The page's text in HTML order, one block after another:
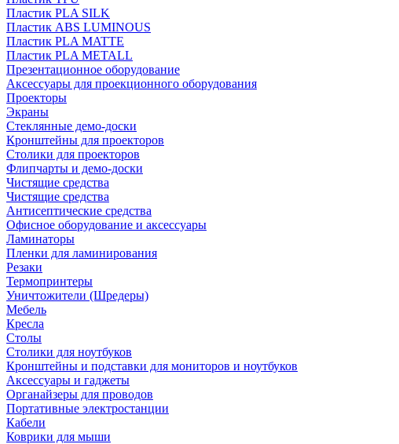
Пластик PLA SILK
Пластик ABS LUMINOUS
Пластик PLA MATTE
Пластик PLA METALL
Презентационное оборудование
Аксессуары для проекционного оборудования
Проекторы
Экраны
Стеклянные демо-доски
Кронштейны для проекторов
Столики для проекторов
Флипчарты и демо-доски
Чистящие средства
Чистящие средства
Антисептические средства
Офисное оборудование и аксессуары
Ламинаторы
Пленки для ламинирования
Резаки
Термопринтеры
Уничтожители (Шредеры)
Мебель
Кресла
Столы
Столики для ноутбуков
Кронштейны и подставки для мониторов и ноутбуков
Аксессуары и гаджеты
Органайзеры для проводов
Портативные электростанции
Кабели
Коврики для мыши